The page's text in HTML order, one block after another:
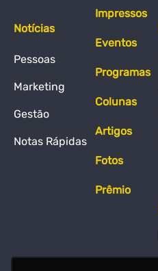
Notícias
Pessoas
Marketing
Gestão
Notas Rápidas
Impressos
Eventos
Programas
Colunas
Artigos
Fotos
Prêmio